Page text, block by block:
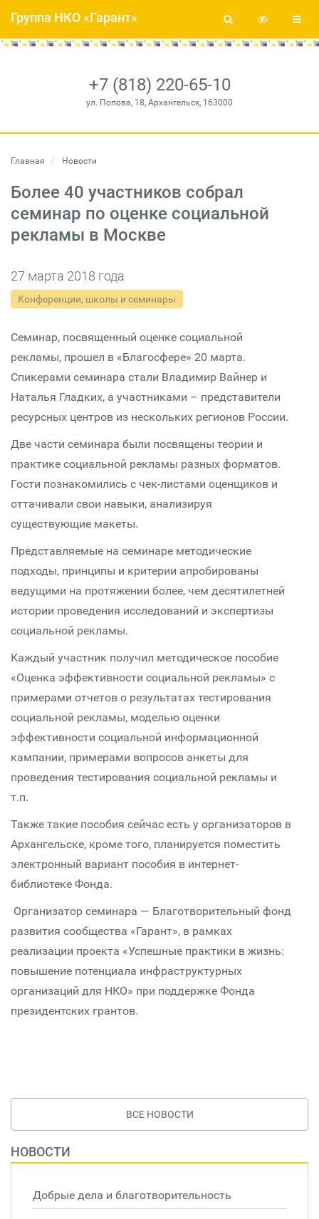
+7 (818) 220-65-10
ул. Попова, 18, Архангельск, 163000
Группа НКО «Гарант»
Главная Новости
Более 40 участников собрал
семинар по оценке социальной
рекламы в Москве
27 марта 2018 года
Конференции, школы и семинары
Семинар, посвященный оценке социальной
рекламы, прошел в «Благосфере» 20 марта.
Спикерами семинара стали Владимир Вайнер и
Наталья Гладких, а участниками – представители
ресурсных центров из нескольких регионов России.
Две части семинара были посвящены теории и
практике социальной рекламы разных форматов.
Гости познакомились с чек-листами оценщиков и
оттачивали свои навыки, анализируя
существующие макеты.
Представляемые на семинаре методические
подходы, принципы и критерии апробированы
ведущими на протяжении более, чем десятилетней
истории проведения исследований и экспертизы
социальной рекламы.
Каждый участник получил методическое пособие
«Оценка эффективности социальной рекламы» с
примерами отчетов о результатах тестирования
социальной рекламы, моделью оценки
эффективности социальной информационной
кампании, примерами вопросов анкеты для
проведения тестирования социальной рекламы и
т.п.
Также такие пособия сейчас есть у организаторов в
Архангельске, кроме того, планируется поместить
электронный вариант пособия в интернет-
библиотеке Фонда.
Организатор семинара — Благотворительный фонд
развития сообщества «Гарант», в рамках
реализации проекта «Успешные практики в жизнь:
повышение потенциала инфраструктурных
организаций для НКО» при поддержке Фонда
президентских грантов.
ВСЕ НОВОСТИ
НОВОСТИ
Добрые дела и благотворительность